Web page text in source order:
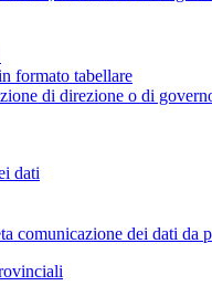
formato tabellare
di direzione o di
dati
comunicazione dei dati